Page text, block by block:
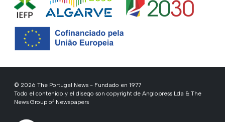
© 2026 The Portugal News - Fundado en 1977
Todo el contenido y el diseqo son copyright de Anglopress Lda & The
News Group of Newspapers